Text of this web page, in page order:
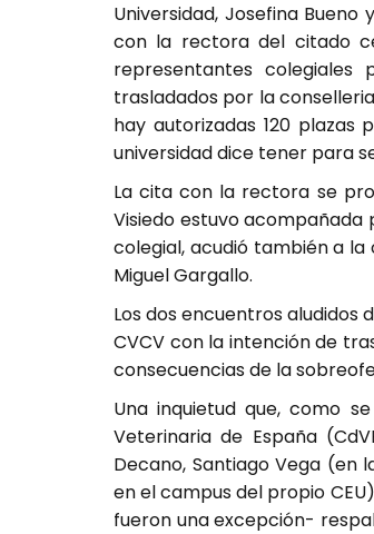
Universidad, Josefina Bueno
con la rectora del citado
representantes
trasladados por la
hay autorizadas 120
universidad dice tener para
La cita con la rectora se
Visiedo estuvo
colegial, acudió también a
Miguel Gargallo.
Los dos encuentros
CVCV con la intención de
consecuencias de la
Una inquietud que, como
Veterinaria de España
Decano, Santiago Vega
en el campus del propio
fueron una excepción-